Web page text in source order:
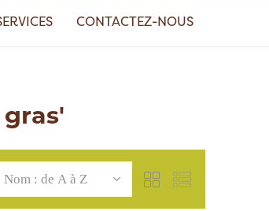
CONTACTEZ-NOUS